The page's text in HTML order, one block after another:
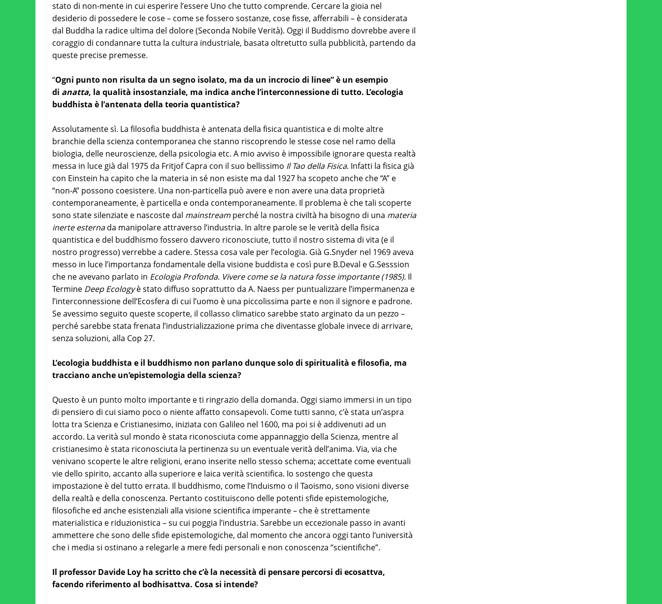
stato di non-mente in cui esperire l’essere Uno che tutto comprende. Cercare la gioia nel
desiderio di possedere le cose – come se fossero sostanze, cose fisse, afferrabili – è considerata
dal Buddha la radice ultima del dolore (Seconda Nobile Verità). Oggi il Buddismo dovrebbe avere il
coraggio di condannare tutta la cultura industriale, basata oltretutto sulla pubblicità, partendo da
queste precise premesse.
“Ogni punto non risulta da un segno isolato, ma da un incrocio di linee” è un esempio
di anatta, la qualità insostanziale, ma indica anche l’interconnessione di tutto. L’ecologia
buddhista è l’antenata della teoria quantistica?
Assolutamente sì. La filosofia buddhista è antenata della fisica quantistica e di molte altre
branchie della scienza contemporanea che stanno riscoprendo le stesse cose nel ramo della
biologia, delle neuroscienze, della psicologia etc. A mio avviso è impossibile ignorare questa realtà
messa in luce già dal 1975 da Fritjof Capra con il suo bellissimo Il Tao della Fisica. Infatti la fisica già
con Einstein ha capito che la materia in sé non esiste ma dal 1927 ha scopeto anche che “A” e
“non-A” possono coesistere. Una non-particella può avere e non avere una data proprietà
contemporaneamente, è particella e onda contemporaneamente. Il problema è che tali scoperte
sono state silenziate e nascoste dal mainstream perché la nostra civiltà ha bisogno di una materia
inerte esterna da manipolare attraverso l’industria. In altre parole se le verità della fisica
quantistica e del buddhismo fossero davvero riconosciute, tutto il nostro sistema di vita (e il
nostro progresso) verrebbe a cadere. Stessa cosa vale per l’ecologia. Già G.Snyder nel 1969 aveva
messo in luce l’importanza fondamentale della visione buddista e così pure B.Deval e G.Sesssion
che ne avevano parlato in Ecologia Profonda. Vivere come se la natura fosse importante (1985). Il
Termine Deep Ecology è stato diffuso soprattutto da A. Naess per puntualizzare l’impermanenza e
l’interconnessione dell’Ecosfera di cui l’uomo è una piccolissima parte e non il signore e padrone.
Se avessimo seguito queste scoperte, il collasso climatico sarebbe stato arginato da un pezzo –
perché sarebbe stata frenata l’industrializzazione prima che diventasse globale invece di arrivare,
senza soluzioni, alla Cop 27.
L’ecologia buddhista e il buddhismo non parlano dunque solo di spiritualità e filosofia, ma
tracciano anche un’epistemologia della scienza?
Questo è un punto molto importante e ti ringrazio della domanda. Oggi siamo immersi in un tipo
di pensiero di cui siamo poco o niente affatto consapevoli. Come tutti sanno, c’è stata un’aspra
lotta tra Scienza e Cristianesimo, iniziata con Galileo nel 1600, ma poi si è addivenuti ad un
accordo. La verità sul mondo è stata riconosciuta come appannaggio della Scienza, mentre al
cristianesimo è stata riconosciuta la pertinenza su un eventuale verità dell’anima. Via, via che
venivano scoperte le altre religioni, erano inserite nello stesso schema; accettate come eventuali
vie dello spirito, accanto alla superiore e laica verità scientifica. Io sostengo che questa
impostazione è del tutto errata. Il buddhismo, come l’Induismo o il Taoismo, sono visioni diverse
della realtà e della conoscenza. Pertanto costituiscono delle potenti sfide epistemologiche,
filosofiche ed anche esistenziali alla visione scientifica imperante – che è strettamente
materialistica e riduzionistica – su cui poggia l’industria. Sarebbe un eccezionale passo in avanti
ammettere che sono delle sfide epistemologiche, dal momento che ancora oggi tanto l’università
che i media si ostinano a relegarle a mere fedi personali e non conoscenza “scientifiche”.
Il professor Davide Loy ha scritto che c’è la necessità di pensare percorsi di ecosattva,
facendo riferimento al bodhisattva. Cosa si intende?